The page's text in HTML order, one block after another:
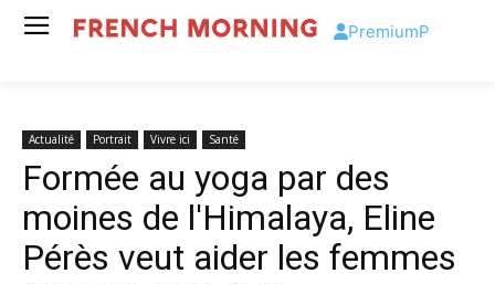
PremiumP
Actualité Portrait Vivre ici Santé
Formée au yoga par des
moines de l'Himalaya, Eline
Pérès veut aider les femmes